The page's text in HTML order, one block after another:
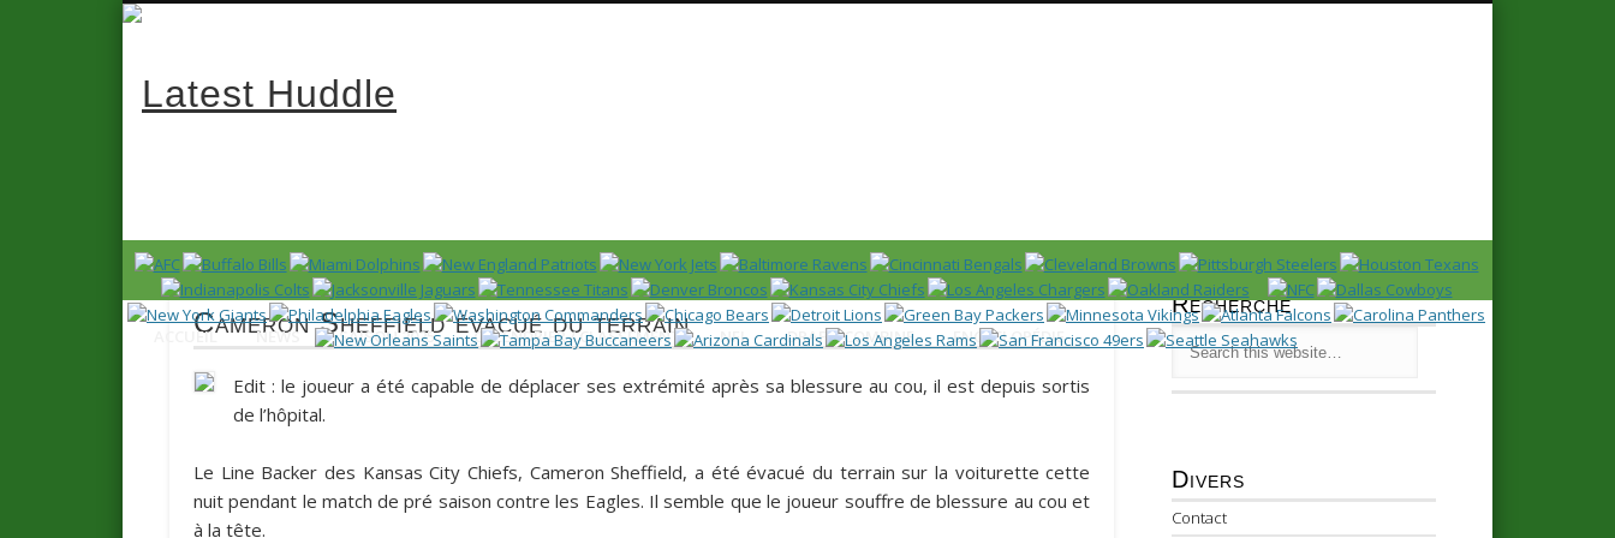
News en français sur la NFL et le Football Américain (Foot US)
ACCUEIL NEWS SAISON 2025 CALENDRIER / CLASSEMENT NFL DRAFT/COMBINE ENCYCLOPÉDIE
Cameron Sheffield évacué du terrain
Edit : le joueur a été capable de déplacer ses extrémité après sa blessure au cou, il est depuis sortis
de l’hôpital.
Le Line Backer des Kansas City Chiefs, Cameron Sheffield, a été évacué du terrain sur la voiturette cette
nuit pendant le match de pré saison contre les Eagles. Il semble que le joueur souffre de blessure au cou et
à la tête.
Recherche
Divers
Contact